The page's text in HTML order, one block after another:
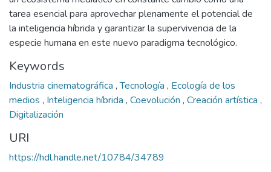
tarea esencial para aprovechar plenamente el potencial de
la inteligencia híbrida y garantizar la supervivencia de la
especie humana en este nuevo paradigma tecnológico.
Keywords
Industria cinematográfica ,Tecnología , Ecología de los
medios , Inteligencia híbrida , Coevolución , Creación artística ,
Digitalización
URI
https://hdl.handle.net/10784/34789